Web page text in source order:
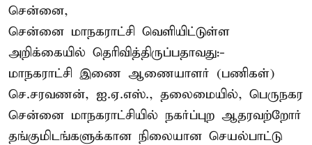
சென்னை,
சென்னை மாநகராட்சி வெளியிட்டுள்ள
அறிக்கையில் தெரிவித்திருப்பதாவது:-
மாநகராட்சி இணை ஆணையாளர் (பணிகள்)
செ.சரவணன், ஐ.ஏ.எஸ்., தலைமையில், பெருநகர
சென்னை மாநகராட்சியில் நகர்ப்புற ஆதரவற்றோர்
தங்குமிடங்களுக்கான நிலையான செயல்பாட்டு